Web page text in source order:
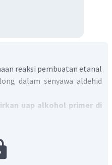
reaksi pembuatan etanal
dalam senyawa aldehid
uap alkohol primer di